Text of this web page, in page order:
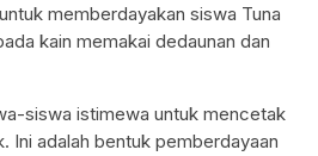
memberdayakan siswa Tuna
kain memakai dedaunan dan
siswa istimewa untuk mencetak
Ini adalah bentuk pemberdayaan